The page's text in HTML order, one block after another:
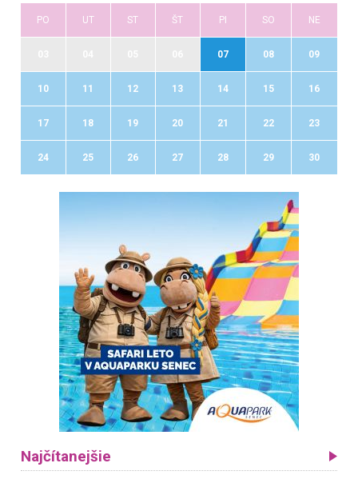
PO UT ST ŠT PI SO NE
07 08 09
10 11 12 13 14 15 16
17 18 19 20 21 22 23
24 25 26 27 28 29 30
Najčítanejšie